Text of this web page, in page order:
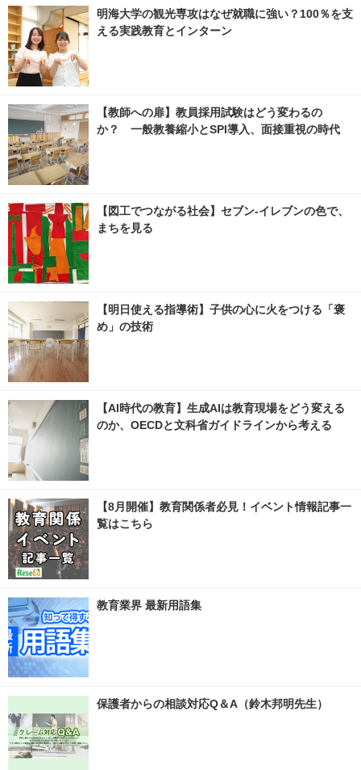
明海大学の観光専攻はなぜ就職に強い？100％を支
える実践教育とインターン
【教師への扉】教員採用試験はどう変わるの
か？ 一般教養縮小とSPI導入、面接重視の時代
【図工でつながる社会】セブン‐イレブンの色で、
まちを見る
【明日使える指導術】子供の心に火をつける「褒
め」の技術
【AI時代の教育】生成AIは教育現場をどう変える
のか、OECDと文科省ガイドラインから考える
【8月開催】教育関係者必見！イベント情報記事一
覧はこちら
教育業界 最新用語集
保護者からの相談対応Q＆A（鈴木邦明先生）